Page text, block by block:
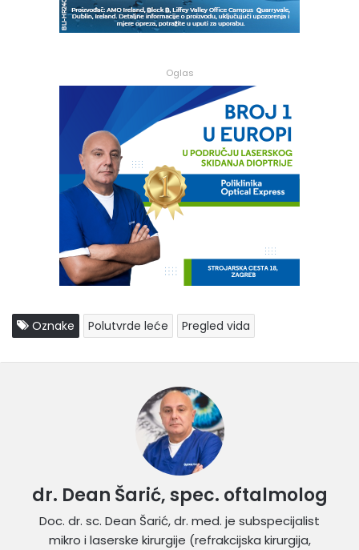
Oglas
Oznake Polutvrde leće Pregled vida
dr. Dean Šarić, spec. oftalmolog
Doc. dr. sc. Dean Šarić, dr. med. je subspecijalist
mikro i laserske kirurgije (refrakcijska kirurgija,